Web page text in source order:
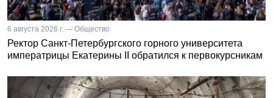
6 августа 2026 г. — Общество
Ректор Санкт-Петербургского горного университета
императрицы Екатерины II обратился к первокурсникам